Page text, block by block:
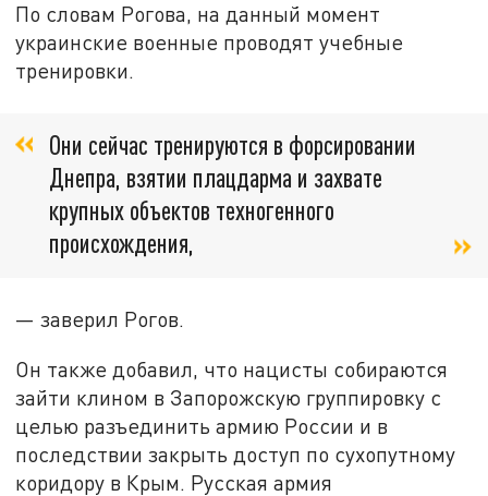
По словам Рогова, на данный момент
украинские военные проводят учебные
тренировки.
Они сейчас тренируются в форсировании
Днепра, взятии плацдарма и захвате
крупных объектов техногенного
происхождения,
— заверил Рогов.
Он также добавил, что нацисты собираются
зайти клином в Запорожскую группировку с
целью разъединить армию России и в
последствии закрыть доступ по сухопутному
коридору в Крым. Русская армия